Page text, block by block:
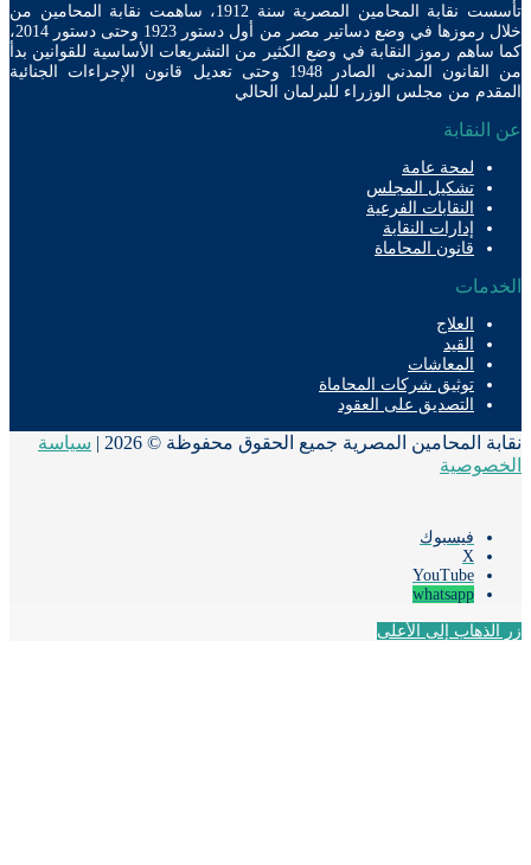
تأسست نقابة المحامين المصرية سنة 1912، ساهمت نقابة المحامين من
خلال رموزها في وضع دساتير مصر من أول دستور 1923 وحتى دستور 2014،
رموز النقابة في وضع الكثير من التشريعات الأساسية للقوانين بدأ
من القانون المدني الصادر 1948 وحتى تعديل قانون الإجراءات الجنائية
من مجلس الوزراء للبرلمان الحالي
لمحة عامة
تشكيل المجلس
النقابات الفرعية
إدارات النقابة
قانون المحاماة
العلاج
القيد
المعاشات
توثيق شركات المحاماة
التصديق على العقود
المحامين المصرية جميع الحقوق محفوظة © 2026 |
سياسة
فيسبوك
‫YouTube
whatsapp
إلى الأعلى